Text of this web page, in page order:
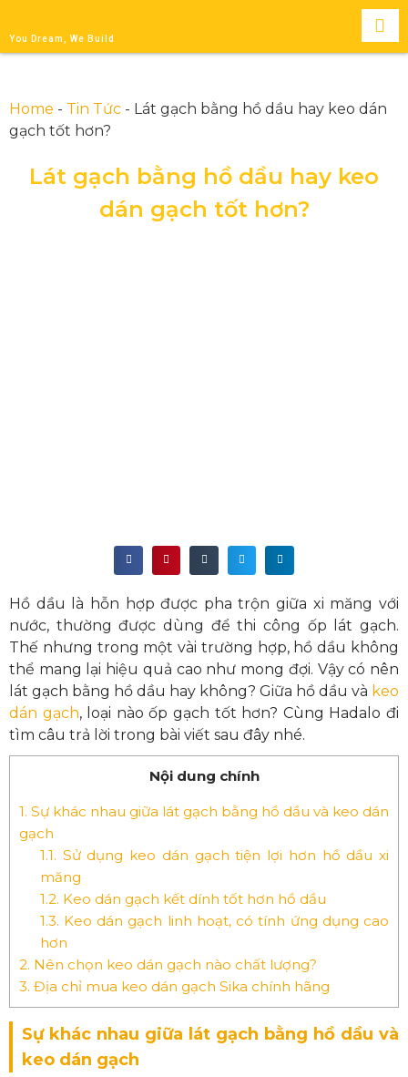
You Dream, We Build
Home - Tin Tức - Lát gạch bằng hồ dầu hay keo dán
gạch tốt hơn?
Lát gạch bằng hồ dầu hay keo
dán gạch tốt hơn?
Hồ dầu là hỗn hợp được pha trộn giữa xi măng với
nước, thường được dùng để thi công ốp lát gạch.
Thế nhưng trong một vài trường hợp, hồ dầu không
thể mang lại hiệu quả cao như mong đợi. Vậy có nên
lát gạch bằng hồ dầu hay không? Giữa hồ dầu và keo
dán gạch, loại nào ốp gạch tốt hơn? Cùng Hadalo đi
tìm câu trả lời trong bài viết sau đây nhé.
Nội dung chính
1. Sự khác nhau giữa lát gạch bằng hồ dầu và keo dán
gạch
1.1. Sử dụng keo dán gạch tiện lợi hơn hồ dầu xi
măng
1.2. Keo dán gạch kết dính tốt hơn hồ dầu
1.3. Keo dán gạch linh hoạt, có tính ứng dụng cao
hơn
2. Nên chọn keo dán gạch nào chất lượng?
3. Địa chỉ mua keo dán gạch Sika chính hãng
Sự khác nhau giữa lát gạch bằng hồ dầu và
keo dán gạch